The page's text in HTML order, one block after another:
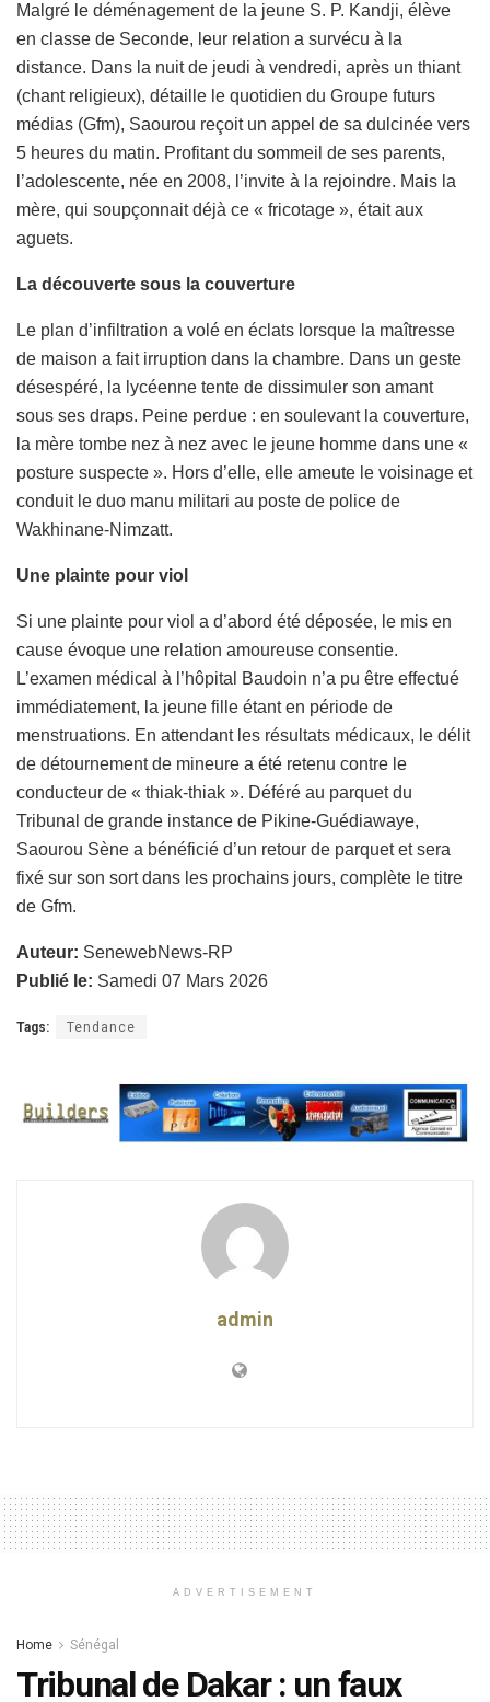
Malgré le déménagement de la jeune S. P. Kandji, élève
en classe de Seconde, leur relation a survécu à la
distance. Dans la nuit de jeudi à vendredi, après un thiant
(chant religieux), détaille le quotidien du Groupe futurs
médias (Gfm), Saourou reçoit un appel de sa dulcinée vers
5 heures du matin. Profitant du sommeil de ses parents,
l’adolescente, née en 2008, l’invite à la rejoindre. Mais la
mère, qui soupçonnait déjà ce « fricotage », était aux
aguets.
La découverte sous la couverture
Le plan d’infiltration a volé en éclats lorsque la maîtresse
de maison a fait irruption dans la chambre. Dans un geste
désespéré, la lycéenne tente de dissimuler son amant
sous ses draps. Peine perdue : en soulevant la couverture,
la mère tombe nez à nez avec le jeune homme dans une «
posture suspecte ». Hors d’elle, elle ameute le voisinage et
conduit le duo manu militari au poste de police de
Wakhinane-Nimzatt.
Une plainte pour viol
Si une plainte pour viol a d’abord été déposée, le mis en
cause évoque une relation amoureuse consentie.
L’examen médical à l’hôpital Baudoin n’a pu être effectué
immédiatement, la jeune fille étant en période de
menstruations. En attendant les résultats médicaux, le délit
de détournement de mineure a été retenu contre le
conducteur de « thiak-thiak ». Déféré au parquet du
Tribunal de grande instance de Pikine-Guédiawaye,
Saourou Sène a bénéficié d’un retour de parquet et sera
fixé sur son sort dans les prochains jours, complète le titre
de Gfm.
Auteur: SenewebNews-RP
Publié le: Samedi 07 Mars 2026
Tags: Tendance
admin
ADVERTISEMENT
Home Sénégal
Tribunal de Dakar : un faux